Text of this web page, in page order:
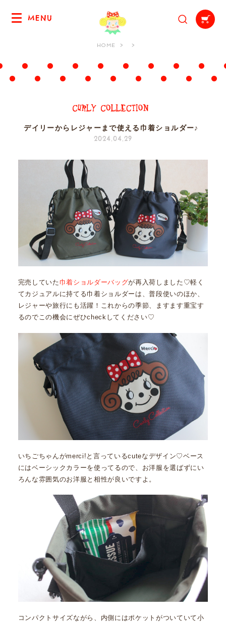
MENU
HOME
デイリーからレジャーまで使える巾着ショルダー♪
2024.04.29
完売していた 巾着ショルダーバッグが再入荷しました♡軽く
てカジュアルに持てる巾着ショルダーは、普段使いのほか、
レジャーや旅行にも活躍！これからの季節、ますます重宝す
るのでこの機会にぜひcheckしてください♡
いちごちゃんがmerci!と言っているcuteなデザイン♡ベース
にはベーシックカラーを使ってるので、お洋服を選ばずにい
ろんな雰囲気のお洋服と相性が良いですよ。
コンパクトサイズながら、内側にはポケットがついていて小